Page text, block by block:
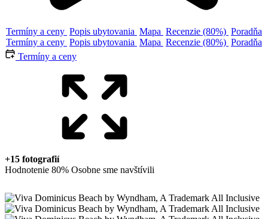
Termíny a ceny Popis ubytovania Mapa Recenzie (80%) Poradňa
Termíny a ceny Popis ubytovania Mapa Recenzie (80%) Poradňa
Termíny a ceny
+15 fotografií
Hodnotenie 80% Osobne sme navštívili